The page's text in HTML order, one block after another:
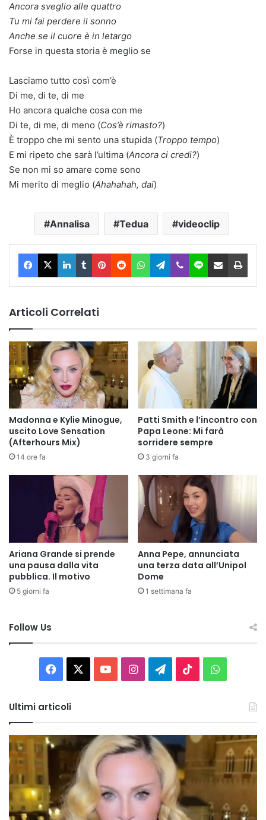
Ancora sveglio alle quattro
Tu mi fai perdere il sonno
Anche se il cuore è in letargo
Forse in questa storia è meglio se
Lasciamo tutto così com’è
Di me, di te, di me
Ho ancora qualche cosa con me
Di te, di me, di meno (Cos’è rimasto?)
È troppo che mi sento una stupida (Troppo tempo)
E mi ripeto che sarà l’ultima (Ancora ci credi?)
Se non mi so amare come sono
Mi merito di meglio (Ahahahah, dai)
Annalisa Tedua videoclip
Facebook
X LinkedIn
TumblrPinterest
RedditWhatsAppTelegram
ViberLine Condividi via Email
Articoli Correlati
Madonna e Kylie Minogue,
uscito Love Sensation
(Afterhours Mix)
14 ore fa
Patti Smith e l’incontro con
Papa Leone: Mi farà
sorridere sempre
3 giorni fa
Ariana Grande si prende
una pausa dalla vita
pubblica. Il motivo
5 giorni fa
Anna Pepe, annunciata
una terza data all’Unipol
Dome
1 settimana fa
Follow Us
Facebook You InstagramTelegram
TikTok
Ultimi articoli